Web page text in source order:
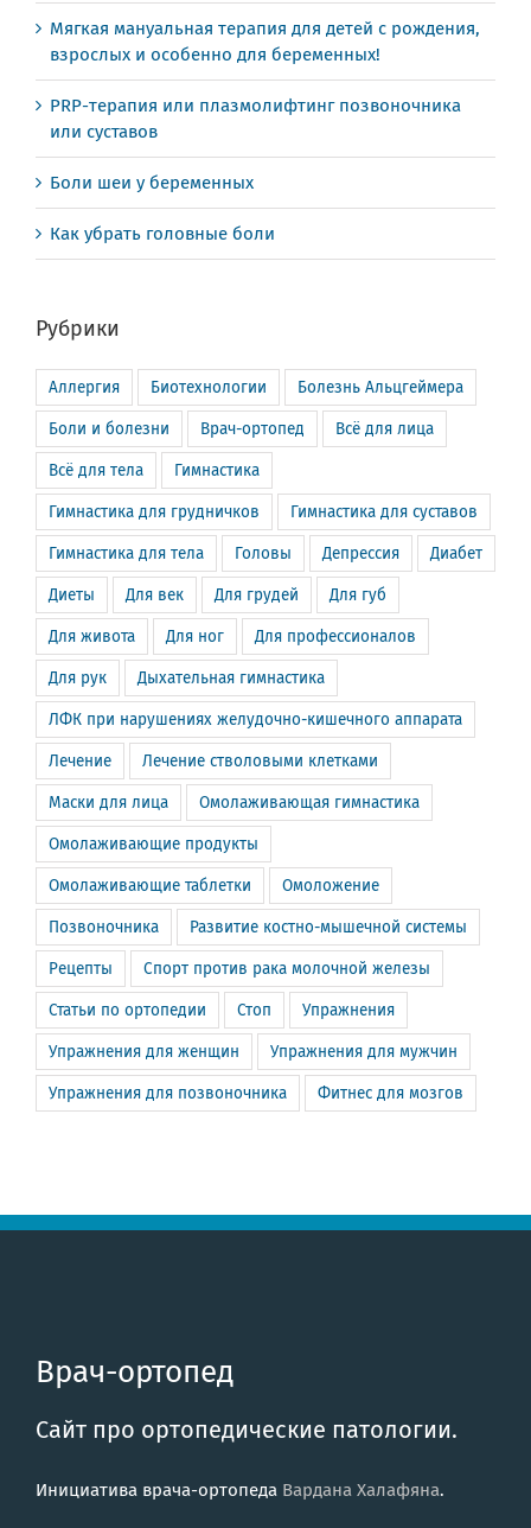
Мягкая мануальная терапия для детей с рождения,
взрослых и особенно для беременных!
PRP-терапия или плазмолифтинг позвоночника
или суставов
Боли шеи у беременных
Как убрать головные боли
Рубрики
Аллергия Биотехнологии Болезнь Альцгеймера
Боли и болезни Врач-ортопед Всё для лица
Всё для тела Гимнастика
Гимнастика для грудничков Гимнастика для суставов
Гимнастика для тела Головы Депрессия Диабет
Диеты Для век Для грудей Для губ
Для живота Для ног Для профессионалов
Для рук Дыхательная гимнастика
ЛФК при нарушениях желудочно-кишечного аппарата
Лечение Лечение стволовыми клетками
Маски для лица Омолаживающая гимнастика
Омолаживающие продукты
Омолаживающие таблетки Омоложение
Позвоночника Развитие костно-мышечной системы
Рецепты Спорт против рака молочной железы
Статьи по ортопедии Стоп Упражнения
Упражнения для женщин Упражнения для мужчин
Упражнения для позвоночника Фитнес для мозгов
Врач-ортопед
Сайт про ортопедические патологии.
Инициатива врача-ортопеда Вардана Халафяна.